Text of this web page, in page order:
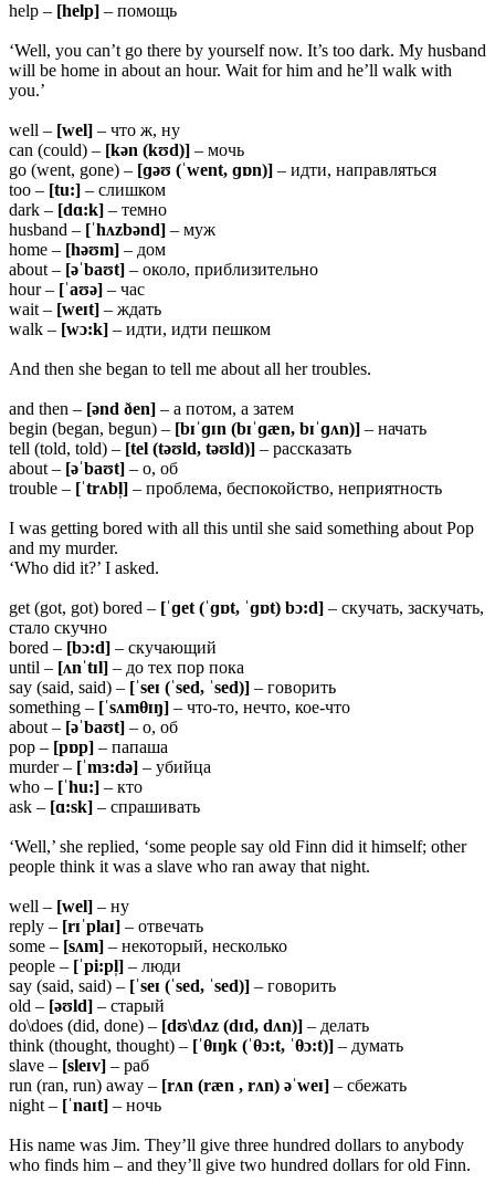
help – [help] – помощь
‘Well, you can’t go there by yourself now. It’s too dark. My husband
will be home in about an hour. Wait for him and he’ll walk with
you.’
well – [wel] – что ж, ну
can (could) – [kən (kʊd)] – мочь
go (went, gone) – [ɡəʊ (ˈwent, ɡɒn)] – идти, направляться
too – [tu:] – слишком
dark – [dɑ:k] – темно
husband – [ˈhʌzbənd] – муж
home – [həʊm] – дом
about – [əˈbaʊt] – около, приблизительно
hour – [ˈaʊə] – час
wait – [weɪt] – ждать
walk – [wɔ:k] – идти, идти пешком
And then she began to tell me about all her troubles.
and then – [ənd ðen] – а потом, а затем
begin (began, begun) – [bɪˈɡɪn (bɪˈɡæn, bɪˈɡʌn)] – начать
tell (told, told) – [tel (təʊld, təʊld)] – рассказать
about – [əˈbaʊt] – о, об
trouble – [ˈtrʌbl̩] – проблема, беспокойство, неприятность
I was getting bored with all this until she said something about Pop
and my murder.
‘Who did it?’ I asked.
get (got, got) bored – [ˈɡet (ˈɡɒt, ˈɡɒt) bɔ:d] – скучать, заскучать,
стало скучно
bored – [bɔ:d] – скучающий
until – [ʌnˈtɪl] – до тех пор пока
say (said, said) – [ˈseɪ (ˈsed, ˈsed)] – говорить
something – [ˈsʌmθɪŋ] – что-то, нечто, кое-что
about – [əˈbaʊt] – о, об
pop – [pɒp] – папаша
murder – [ˈmɜ:də] – убийца
who – [ˈhu:] – кто
ask – [ɑ:sk] – спрашивать
‘Well,’ she replied, ‘some people say old Finn did it himself; other
people think it was a slave who ran away that night.
well – [wel] – ну
reply – [rɪˈplaɪ] – отвечать
some – [sʌm] – некоторый, несколько
people – [ˈpi:pl̩] – люди
say (said, said) – [ˈseɪ (ˈsed, ˈsed)] – говорить
old – [əʊld] – старый
do\does (did, done) – [dʊ\dʌz (dɪd, dʌn)] – делать
think (thought, thought) – [ˈθɪŋk (ˈθɔ:t, ˈθɔ:t)] – думать
slave – [sleɪv] – раб
run (ran, run) away – [rʌn (ræn , rʌn) əˈweɪ] – сбежать
night – [ˈnaɪt] – ночь
His name was Jim. They’ll give three hundred dollars to anybody
who finds him – and they’ll give two hundred dollars for old Finn.